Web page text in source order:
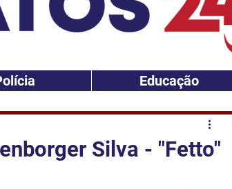
Educação
Silva - "Fetto"